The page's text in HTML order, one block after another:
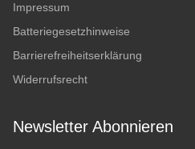
Impressum
Batteriegesetzhinweise
Barrierefreiheitserklärung
Widerrufsrecht
Newsletter Abonnieren